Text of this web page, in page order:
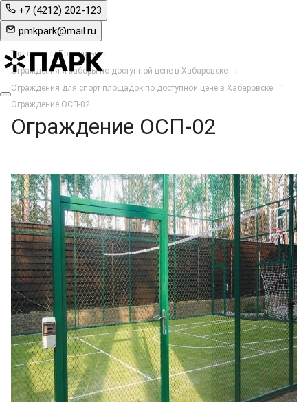
+7 (4212) 202-123
pmkpark@mail.ru
Главная
Продукты
Ограждения и заборы по доступной цене в Хабаровске
Ограждения для спорт площадок по доступной цене в Хабаровске
Ограждение ОСП-02
Ограждение ОСП-02